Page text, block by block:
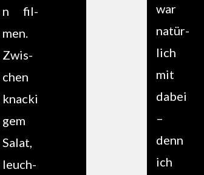
n fil­
men.
Zwis­
chen
knack­i
gem
Salat,
leuch­
war
natür­
lich
mit
dabei
–
denn
ich